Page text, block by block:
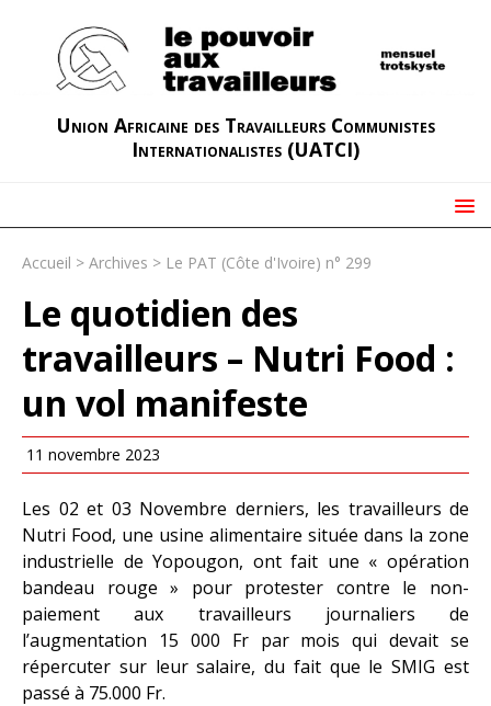
Union Africaine des Travailleurs Communistes
Internationalistes (UATCI)
Accueil > Archives > Le PAT (Côte d'Ivoire) n° 299
Le quotidien des
travailleurs – Nutri Food :
un vol manifeste
11 novembre 2023
Les 02 et 03 Novembre derniers, les travailleurs de
Nutri Food, une usine alimentaire située dans la zone
industrielle de Yopougon, ont fait une « opération
bandeau rouge » pour protester contre le non-
paiement aux travailleurs journaliers de
l’augmentation 15 000 Fr par mois qui devait se
répercuter sur leur salaire, du fait que le SMIG est
passé à 75.000 Fr.